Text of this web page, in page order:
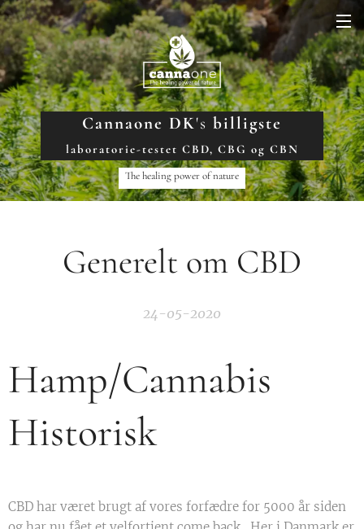
Cannaone DK's billigste
laboratorie-testet CBD, CBG og CBN
The healing power of nature
Generelt om CBD
24-05-2020
Hamp/Cannabis
Historisk
CBD har været brugt af vores forfædre for 5000 år siden